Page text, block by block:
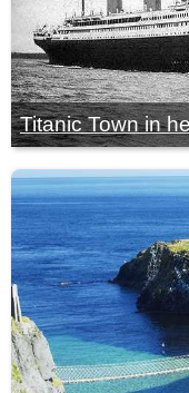
Titanic Town in